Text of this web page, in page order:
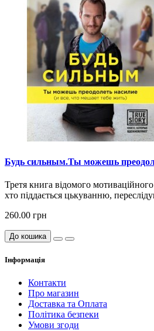
Будь сильным.Ты можешь
Третя книга відомого
хто піддається цькуванню,
260.00 грн
До кошика
Інформація
Контакти
Про магазин
Доставка та Оплата
Політика безпеки
Умови згоди